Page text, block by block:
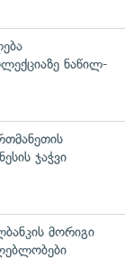
ნაწილ-
ჯაჭვი
მორიგი